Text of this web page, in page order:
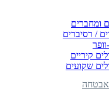
ומחברים
/ רסיברים
קיריים
שקועים